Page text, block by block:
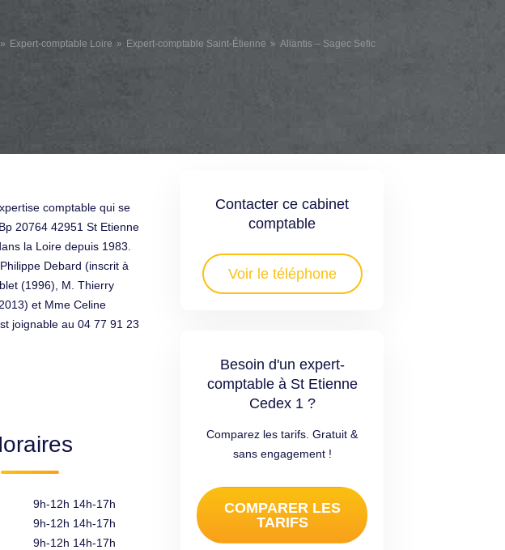
Expert-comptable Loire Expert-comptable Saint-Étienne Aliantis – Sagec Sefic
Contacter ce cabinet
comptable
Voir le téléphone
Besoin d'un expert-
comptable à St Etienne
Cedex 1 ?
Comparez les tarifs. Gratuit &
sans engagement !
COMPARER LES
TARIFS
comptable qui se
20764 42951 St Etienne
la Loire depuis 1983.
Debard (inscrit à
(1996), M. Thierry
et Mme Celine
joignable au 04 77 91 23
9h-12h 14h-17h
9h-12h 14h-17h
9h-12h 14h-17h